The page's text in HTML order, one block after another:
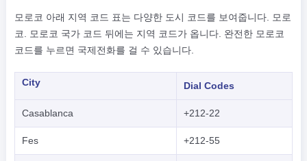
모로코 아래 지역 코드 표는 다양한 도시 코드를 보여줍니다. 모로
코. 모로코 국가 코드 뒤에는 지역 코드가 옵니다. 완전한 모로코
코드를 누르면 국제전화를 걸 수 있습니다.
City Dial Codes
Casablanca +212-22
Fes +212-55